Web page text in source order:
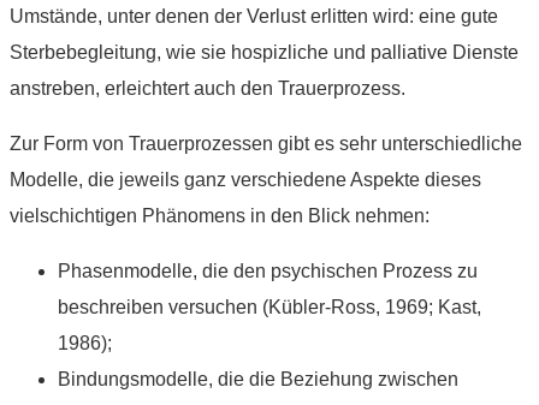
Umstände, unter denen der Verlust erlitten wird: eine gute
Sterbebegleitung, wie sie hospizliche und palliative Dienste
anstreben, erleichtert auch den Trauerprozess.
Zur Form von Trauerprozessen gibt es sehr unterschiedliche
Modelle, die jeweils ganz verschiedene Aspekte dieses
vielschichtigen Phänomens in den Blick nehmen:
Phasenmodelle, die den psychischen Prozess zu
beschreiben versuchen (Kübler-Ross, 1969; Kast,
1986);
Bindungsmodelle, die die Beziehung zwischen